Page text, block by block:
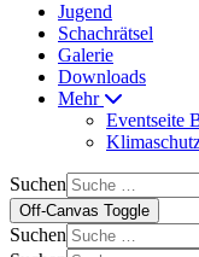
Jugend
Schachrätsel
Galerie
Downloads
Mehr
Eventseite
Suchen
Off-Canvas Toggle
Suchen